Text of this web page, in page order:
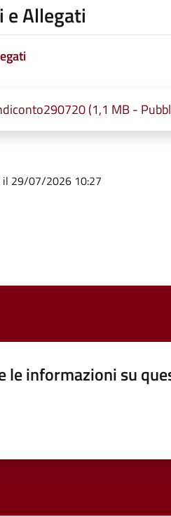
e Allegati
(1,1 MB -
il 29/07/2026 10:27
le informazioni su